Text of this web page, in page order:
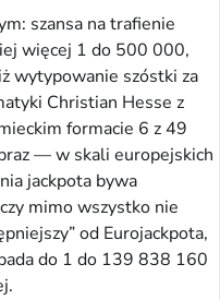
szansa na trafienie
więcej 1 do 500 000,
wytypowanie szóstki za
Christian Hesse z
formacie 6 z 49
— w skali europejskich
jackpota bywa
mimo wszystko nie
od Eurojackpota,
do 1 do 139 838 160